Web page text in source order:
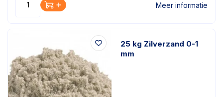
Meer informatie
25 kg Zilverzand 0-1
mm